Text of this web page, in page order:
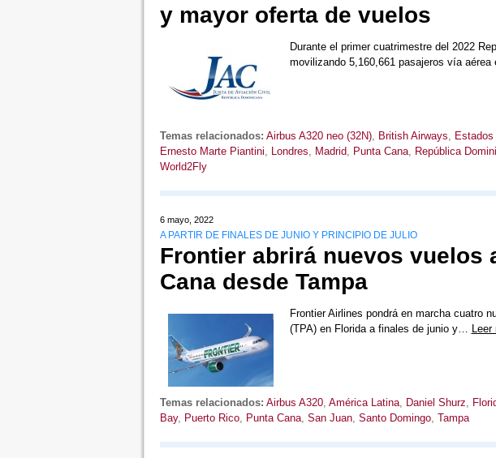
y mayor oferta de vuelos
Durante el primer cuatrimestre del 2022
movilizando 5,160,661 pasajeros vía
Temas relacionados: Airbus A320 neo (32N), British Airways, Estados
Ernesto Marte Piantini, Londres, Madrid, Punta Cana, República
World2Fly
6 mayo, 2022
A PARTIR DE FINALES DE JUNIO Y PRINCIPIO DE JULIO
Frontier abrirá nuevos vuelos
Cana desde Tampa
Frontier Airlines pondrá en marcha cuatro
(TPA) en Florida a finales de junio y… Leer
Temas relacionados: Airbus A320, América Latina, Daniel Shurz,
Bay, Puerto Rico, Punta Cana, San Juan, Santo Domingo, Tampa